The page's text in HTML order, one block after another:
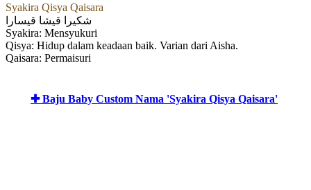
Syakira Qisya Qaisara
شكيرا قيشا قيسارا
Syakira: Mensyukuri
Qisya: Hidup dalam keadaan baik. Varian dari Aisha.
Qaisara: Permaisuri
✚ Baju Baby Custom Nama 'Syakira Qisya Qaisara'